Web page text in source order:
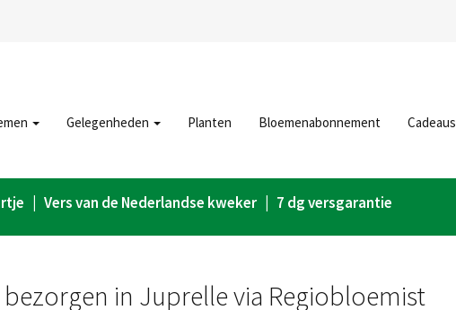
Gelegenheden Planten Bloemenabonnement Cadeaus
| Vers van de Nederlandse kweker | 7 dg versgarantie
in Juprelle via Regiobloemist